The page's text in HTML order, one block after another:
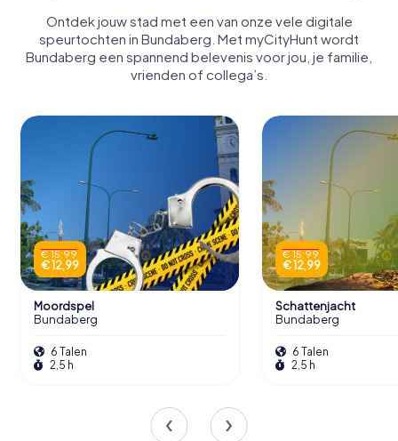
Ontdek jouw stad met een van onze vele digitale
speurtochten in Bundaberg. Met myCityHunt wordt
Bundaberg een spannend belevenis voor jou, je familie,
vrienden of collega’s.
€ 15,99
€ 12,99
Moordspel
Bundaberg
6 Talen
2,5 h
€ 15,99
€ 12,99
Schattenjacht
Bundaberg
6 Talen
2,5 h